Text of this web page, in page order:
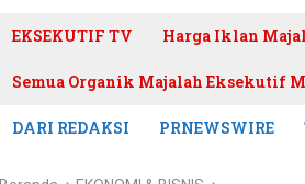
EKSEKUTIF TV Harga Iklan
Semua Organik Majalah Eksekutif
DARI REDAKSI PRNEWSWIRE